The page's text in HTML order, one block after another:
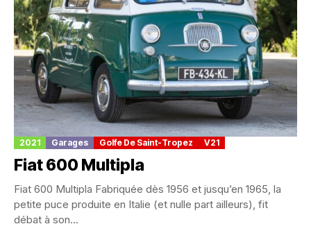
2021 Garages Golfe De Saint-Tropez V21
Fiat 600 Multipla
Fiat 600 Multipla Fabriquée dès 1956 et jusqu’en 1965, la
petite puce produite en Italie (et nulle part ailleurs), fit
débat à son...